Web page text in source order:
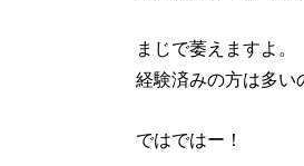
まじで萎えますよ。
経験済みの方は多い
ではではー！